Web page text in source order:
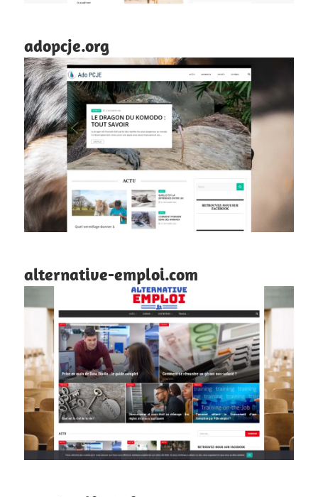
adopcje.org
alternative-emploi.com